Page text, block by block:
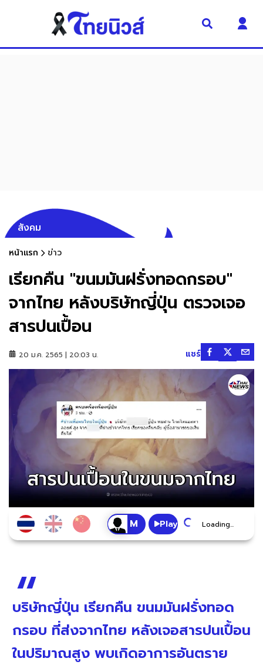
สังคม
หน้าแรก ข่าว
เรียกคืน "ขนมมันฝรั่งทอดกรอบ"
จากไทย หลังบริษัทญี่ปุ่น ตรวจเจอ
สารปนเปื้อน
20 ม.ค. 2565 | 20:03 น. แชร์
Play Loading...
บริษัทญี่ปุ่น เรียกคืน ขนมมันฝรั่งทอด
กรอบ ที่ส่งจากไทย หลังเจอสารปนเปื้อน
ในปริมาณสูง พบเกิดอาการอันตราย